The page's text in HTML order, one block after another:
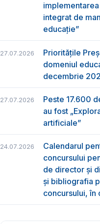
integrat de
educație”
27.07.2026
Prioritățile
domeniul
decembrie
27.07.2026
Peste 17.600
au fost
artificiale”
24.07.2026
Calendarul
concursului
de director și
și bibliografia
concursului, în